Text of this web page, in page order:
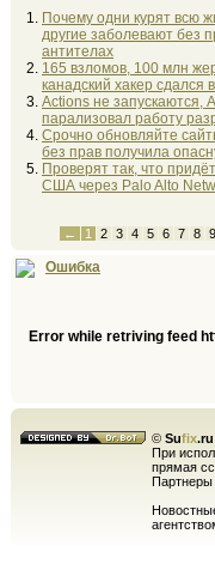
Почему одни курят всю
другие заболевают без
антителах
165 взломов, 100 млн
канадский хакер
Actions не запускаются,
парализовал работу
Срочно обновляйте
без прав получила
Проверят так, что
США через Palo Alto
← 1 2 3 4 5 6 7 8 9
Ошибка
Error while retriving feed
© Sufix.ru
При
прямая
Партнеры